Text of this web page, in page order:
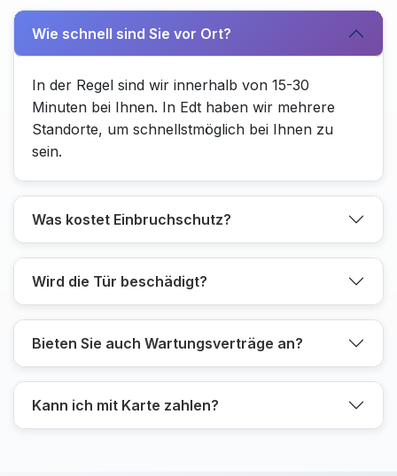
Wie schnell sind Sie vor Ort?
In der Regel sind wir innerhalb von 15-30
Minuten bei Ihnen. In Edt haben wir mehrere
Standorte, um schnellstmöglich bei Ihnen zu
sein.
Was kostet Einbruchschutz?
Wird die Tür beschädigt?
Bieten Sie auch Wartungsverträge an?
Kann ich mit Karte zahlen?